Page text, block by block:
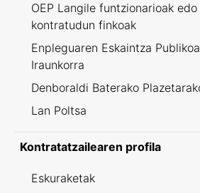
OEP Langile funtzionarioak
kontratudun finkoak
Enpleguaren Eskaintza
Iraunkorra
Denboraldi Baterako
Lan Poltsa
Kontratatzailearen profila
Eskuraketak